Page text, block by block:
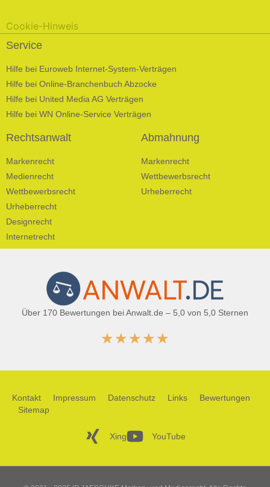
Cookie-Hinweis
Service
Hilfe bei Euroweb Internet-System-Verträgen
Hilfe bei Online-Branchenbuch Abzocke
Hilfe bei United Media AG Verträgen
Hilfe bei WN Online-Service Verträgen
Rechtsanwalt
Markenrecht
Medienrecht
Wettbewerbsrecht
Urheberrecht
Designrecht
Internetrecht
Abmahnung
Markenrecht
Wettbewerbsrecht
Urheberrecht
Über 170 Bewertungen bei Anwalt.de – 5,0 von 5,0 Sternen
★★★★★
Kontakt Impressum Datenschutz Links
Bewertungen
Sitemap
Xing YouTube